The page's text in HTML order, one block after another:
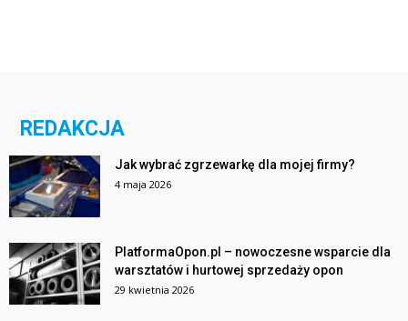
REDAKCJA
Jak wybrać zgrzewarkę dla mojej firmy?
4 maja 2026
PlatformaOpon.pl – nowoczesne wsparcie dla
warsztatów i hurtowej sprzedaży opon
29 kwietnia 2026